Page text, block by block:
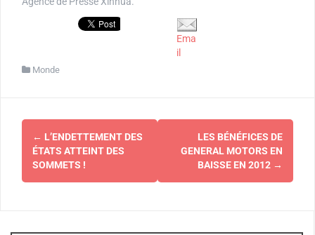
Ema
il
Monde
Navigation
d'article
← L’ENDETTEMENT DES
ÉTATS ATTEINT DES
SOMMETS !
LES BÉNÉFICES DE
GENERAL MOTORS EN
BAISSE EN 2012 →